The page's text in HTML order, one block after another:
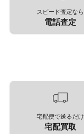
スピード査定なら
電話査定
宅配便で送るだけ
宅配買取